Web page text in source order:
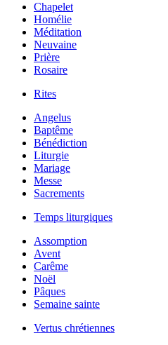
Chapelet
Homélie
Méditation
Neuvaine
Prière
Rosaire
Rites
Angelus
Baptême
Bénédiction
Liturgie
Mariage
Messe
Sacrements
Temps liturgiques
Assomption
Avent
Carême
Noël
Pâques
Semaine sainte
Vertus chrétiennes